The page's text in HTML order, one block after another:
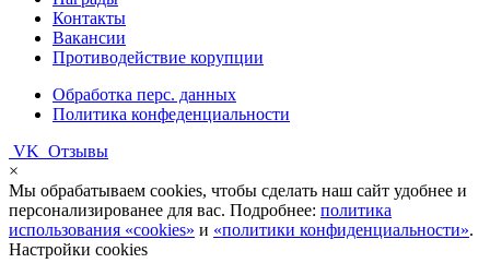
Контакты
Вакансии
Противодействие корупции
Обработка перс. данных
Политика конфеденциальности
VK Отзывы
×
Мы обрабатываем cookies, чтобы сделать наш сайт удобнее и
персонализированее для вас. Подробнее: политика
использования «cookies» и «политики конфиденциальности».
Настройки cookies